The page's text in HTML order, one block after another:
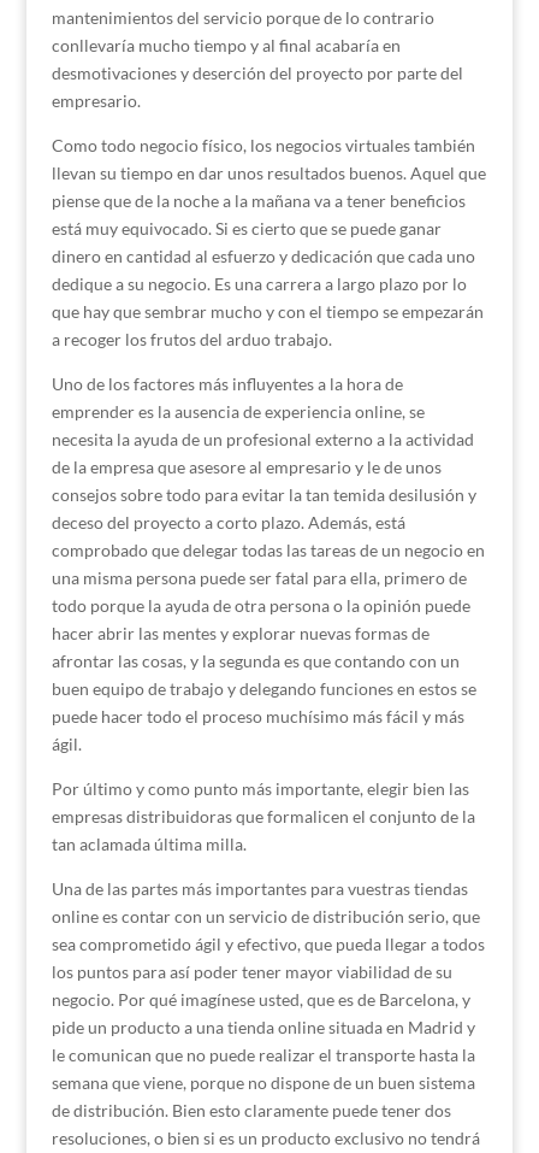
mantenimientos del servicio porque de lo contrario
conllevaría mucho tiempo y al final acabaría en
desmotivaciones y deserción del proyecto por parte del
empresario.
Como todo negocio físico, los negocios virtuales también
llevan su tiempo en dar unos resultados buenos. Aquel que
piense que de la noche a la mañana va a tener beneficios
está muy equivocado. Si es cierto que se puede ganar
dinero en cantidad al esfuerzo y dedicación que cada uno
dedique a su negocio. Es una carrera a largo plazo por lo
que hay que sembrar mucho y con el tiempo se empezarán
a recoger los frutos del arduo trabajo.
Uno de los factores más influyentes a la hora de
emprender es la ausencia de experiencia online, se
necesita la ayuda de un profesional externo a la actividad
de la empresa que asesore al empresario y le de unos
consejos sobre todo para evitar la tan temida desilusión y
deceso del proyecto a corto plazo. Además, está
comprobado que delegar todas las tareas de un negocio en
una misma persona puede ser fatal para ella, primero de
todo porque la ayuda de otra persona o la opinión puede
hacer abrir las mentes y explorar nuevas formas de
afrontar las cosas, y la segunda es que contando con un
buen equipo de trabajo y delegando funciones en estos se
puede hacer todo el proceso muchísimo más fácil y más
ágil.
Por último y como punto más importante, elegir bien las
empresas distribuidoras que formalicen el conjunto de la
tan aclamada última milla.
Una de las partes más importantes para vuestras tiendas
online es contar con un servicio de distribución serio, que
sea comprometido ágil y efectivo, que pueda llegar a todos
los puntos para así poder tener mayor viabilidad de su
negocio. Por qué imagínese usted, que es de Barcelona, y
pide un producto a una tienda online situada en Madrid y
le comunican que no puede realizar el transporte hasta la
semana que viene, porque no dispone de un buen sistema
de distribución. Bien esto claramente puede tener dos
resoluciones, o bien si es un producto exclusivo no tendrá